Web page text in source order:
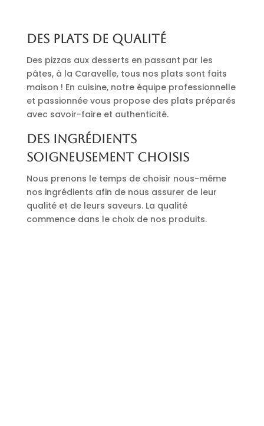
Des plats de qualité
Des pizzas aux desserts en passant par les
pâtes, à la Caravelle, tous nos plats sont faits
maison ! En cuisine, notre équipe professionnelle
et passionnée vous propose des plats préparés
avec savoir-faire et authenticité.
Des ingrédients
soigneusement choisis
Nous prenons le temps de choisir nous-même
nos ingrédients afin de nous assurer de leur
qualité et de leurs saveurs. La qualité
commence dans le choix de nos produits.